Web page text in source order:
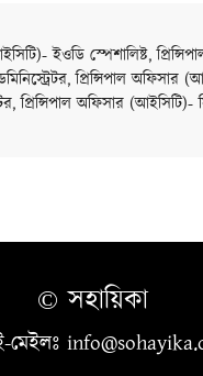
ইওডি স্পেশালিষ্ট,
প্রিন্সিপাল অফিসার
প্রিন্সিপাল অফিসার (আইসিটি)-
© সহায়িকা
মেইলঃ